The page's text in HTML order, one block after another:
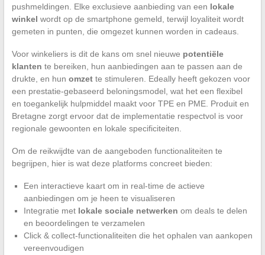
pushmeldingen. Elke exclusieve aanbieding van een lokale
winkel wordt op de smartphone gemeld, terwijl loyaliteit wordt
gemeten in punten, die omgezet kunnen worden in cadeaus.
Voor winkeliers is dit de kans om snel nieuwe potentiële
klanten te bereiken, hun aanbiedingen aan te passen aan de
drukte, en hun omzette stimuleren. Edeally heeft gekozen voor
een prestatie-gebaseerd beloningsmodel, wat het een flexibel
en toegankelijk hulpmiddel maakt voor TPE en PME. Produit en
Bretagne zorgt ervoor dat de implementatie respectvol is voor
regionale gewoonten en lokale specificiteiten.
Om de reikwijdte van de aangeboden functionaliteiten te
begrijpen, hier is wat deze platforms concreet bieden:
Een interactieve kaart om in real-time de actieve
aanbiedingen om je heen te visualiseren
Integratie met lokale sociale netwerken om deals te delen
en beoordelingen te verzamelen
Click & collect-functionaliteiten die het ophalen van aankopen
vereenvoudigen